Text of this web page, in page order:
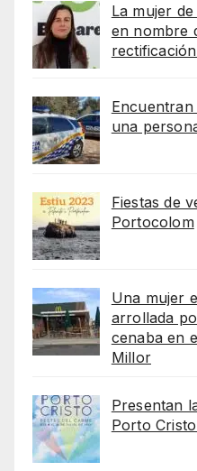
La mujer
en nombre
una
Fiestas de
Portocolom
Una mujer
arrollada
cenaba en
Millor
Presentan
Porto